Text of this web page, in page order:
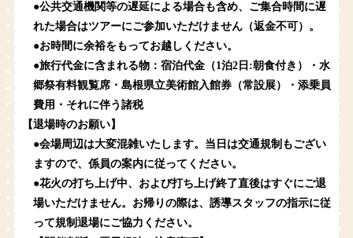
●公共交通機関等の遅延による場合も含め、ご集合時間に遅
れた場合はツアーにご参加いただけません（返金不可）。
●お時間に余裕をもってお越しください。
●旅行代金に含まれる物：宿泊代金（1泊2日:朝食付き）・水
郷祭有料観覧席・島根県立美術館入館券（常設展）・添乗員
費用・それに伴う諸税
【退場時のお願い】
●会場周辺は大変混雑いたします。当日は交通規制もござい
ますので、係員の案内に従ってください。
●花火の打ち上げ中、および打ち上げ終了直後はすぐにご退
場いただけません。お帰りの際は、誘導スタッフの指示に従
って規制退場にご協力ください。